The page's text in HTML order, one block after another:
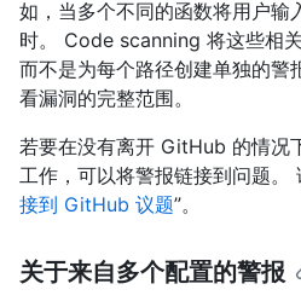
如，当多个不同的函数将用户输
时。 Code scanning 将这些相
而不是为每个路径创建单独的警
看漏洞的完整范围。
若要在没有离开 GitHub 的情况
工作，可以将警报链接到问题。
接到 GitHub 议题”。
关于来自多个配置的警报